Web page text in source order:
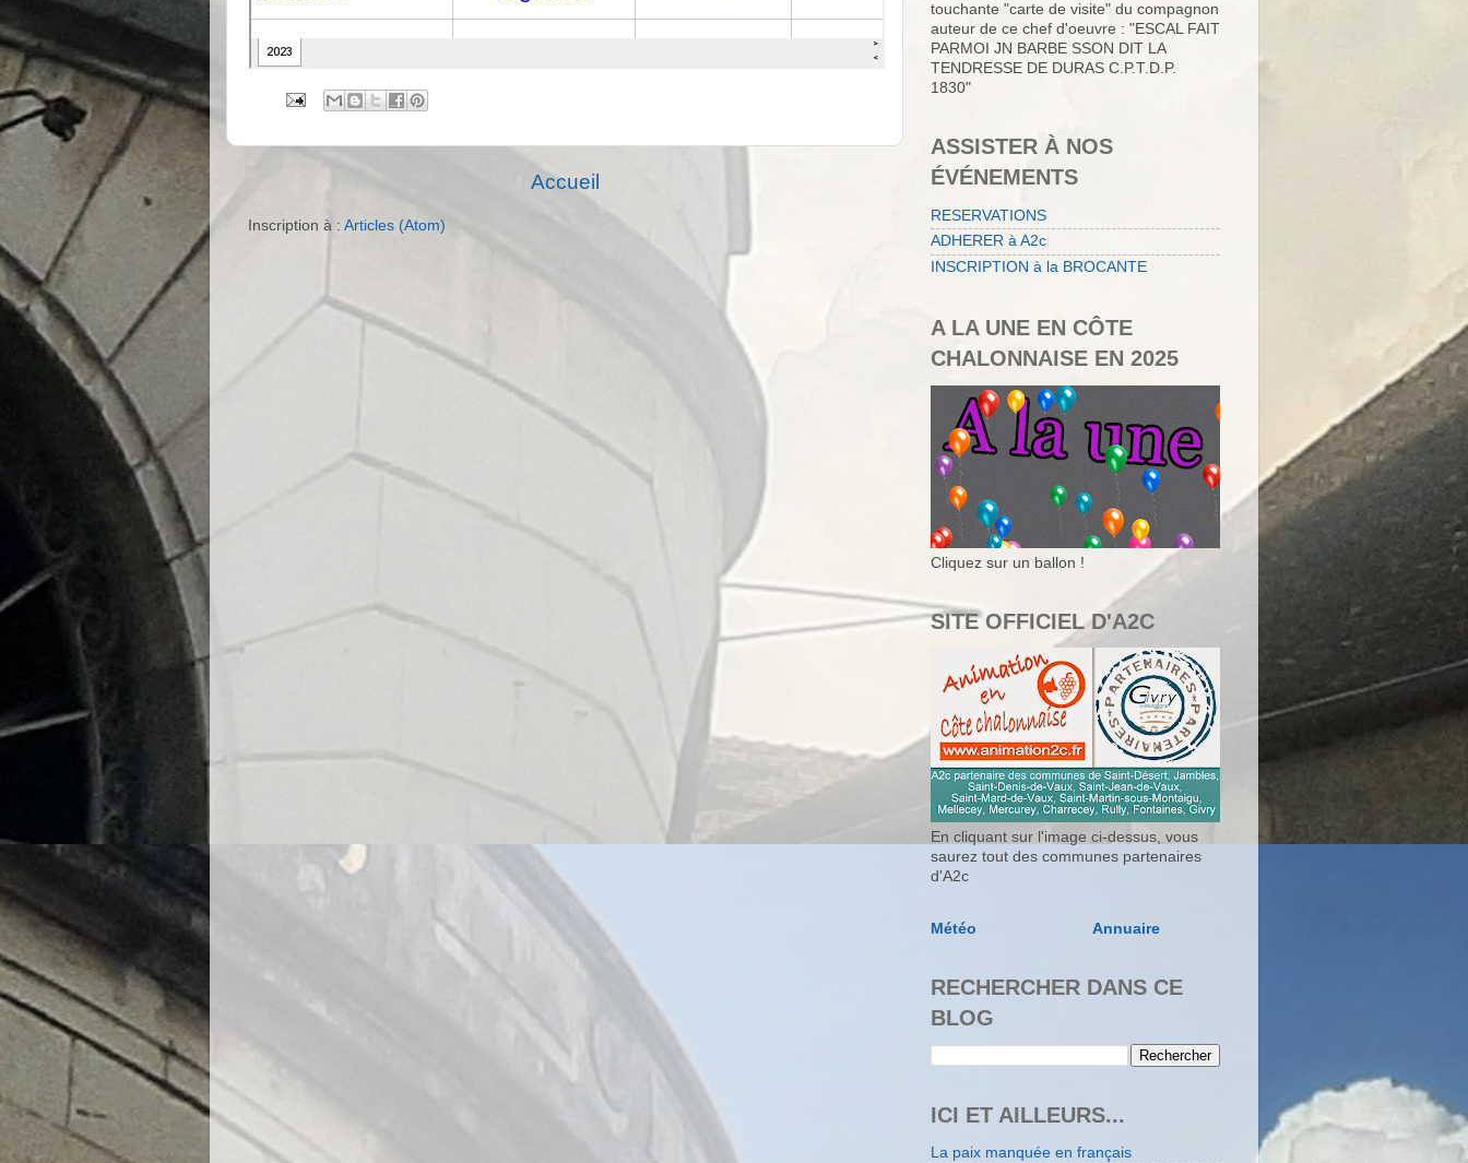
Accueil
Inscription à : Articles (Atom)
touchante "carte de visite" du compagnon
auteur de ce chef d'oeuvre : "ESCAL FAIT
PARMOI JN BARBE SSON DIT LA
TENDRESSE DE DURAS C.P.T.D.P.
1830"
ASSISTER À NOS
ÉVÉNEMENTS
RESERVATIONS
ADHERER à A2c
INSCRIPTION à la BROCANTE
A LA UNE EN CÔTE
CHALONNAISE EN 2025
Cliquez sur un ballon !
SITE OFFICIEL D'A2C
En cliquant sur l'image ci-dessus, vous
saurez tout des communes partenaires
d'A2c
Météo Annuaire
RECHERCHER DANS CE
BLOG
ICI ET AILLEURS...
La paix manquée en français